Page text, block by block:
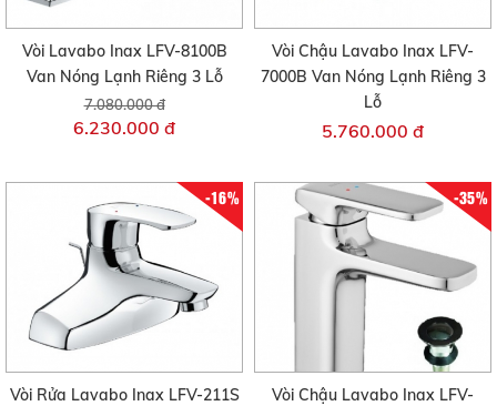
Vòi Lavabo Inax LFV-8100B
Van Nóng Lạnh Riêng 3 Lỗ
7.080.000 đ
6.230.000 đ
Vòi Chậu Lavabo Inax LFV-
7000B Van Nóng Lạnh Riêng 3
Lỗ
5.760.000 đ
-16%
Vòi Rửa Lavabo Inax LFV-211S
-35%
Vòi Chậu Lavabo Inax LFV-